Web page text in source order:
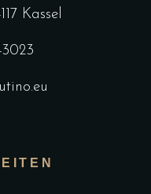
Kassel